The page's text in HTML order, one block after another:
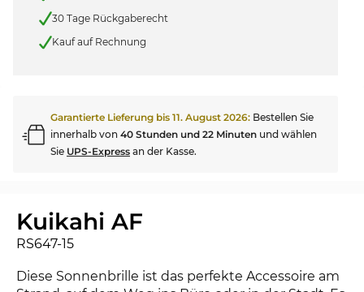
30 Tage Rückgaberecht
Kauf auf Rechnung
Garantierte Lieferung bis 11. August 2026: Bestellen Sie
innerhalb von 40 Stunden und 22 Minuten und wählen
Sie UPS-Express an der Kasse.
Kuikahi AF
RS647-15
Diese Sonnenbrille ist das perfekte Accessoire am